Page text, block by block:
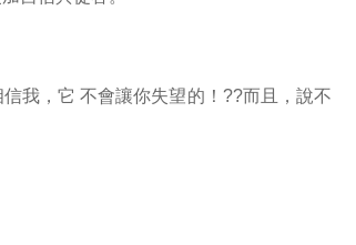
我，它 不會讓你失望的！??而且，說不